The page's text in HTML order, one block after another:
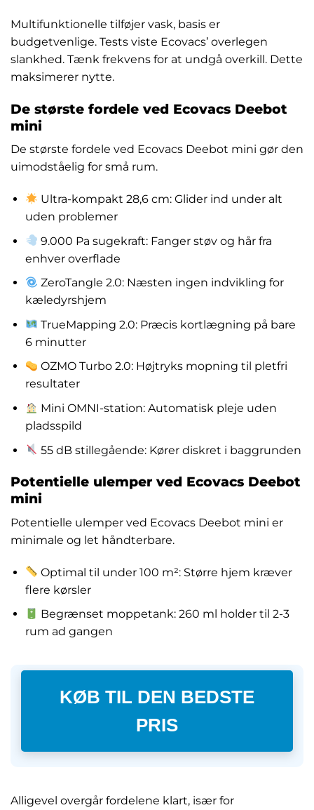
Multifunktionelle tilføjer vask, basis er
budgetvenlige. Tests viste Ecovacs’ overlegen
slankhed. Tænk frekvens for at undgå overkill. Dette
maksimerer nytte.
De største fordele ved Ecovacs Deebot
mini
De største fordele ved Ecovacs Deebot mini gør den
uimodståelig for små rum.
Ultra-kompakt 28,6 cm: Glider ind under alt
uden problemer
9.000 Pa sugekraft: Fanger støv og hår fra
enhver overflade
ZeroTangle 2.0: Næsten ingen indvikling for
kæledyrshjem
TrueMapping 2.0: Præcis kortlægning på bare
6 minutter
OZMO Turbo 2.0: Højtryks mopning til pletfri
resultater
Mini OMNI-station: Automatisk pleje uden
pladsspild
55 dB stillegående: Kører diskret i baggrunden
Potentielle ulemper ved Ecovacs Deebot
mini
Potentielle ulemper ved Ecovacs Deebot mini er
minimale og let håndterbare.
Optimal til under 100 m²: Større hjem kræver
flere kørsler
Begrænset moppetank: 260 ml holder til 2-3
rum ad gangen
KØB TIL DEN BEDSTE
PRIS
Alligevel overgår fordelene klart, især for